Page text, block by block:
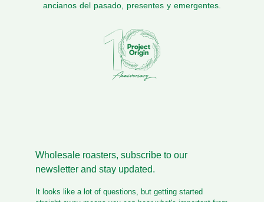
ancianos del pasado, presentes y emergentes.